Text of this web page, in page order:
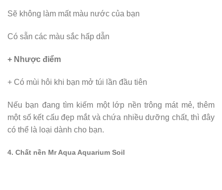
Sẽ không làm mất màu nước của bạn
Có sẵn các màu sắc hấp dẫn
+ Nhược điểm
+ Có mùi hôi khi bạn mở túi lần đầu tiên
Nếu bạn đang tìm kiếm một lớp nền trông mát mẻ, thêm
một số kết cấu đẹp mắt và chứa nhiều dưỡng chất, thì đây
có thể là loại dành cho bạn.
4. Chất nền Mr Aqua Aquarium Soil